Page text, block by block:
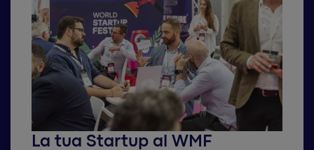
La tua Startup al WMF